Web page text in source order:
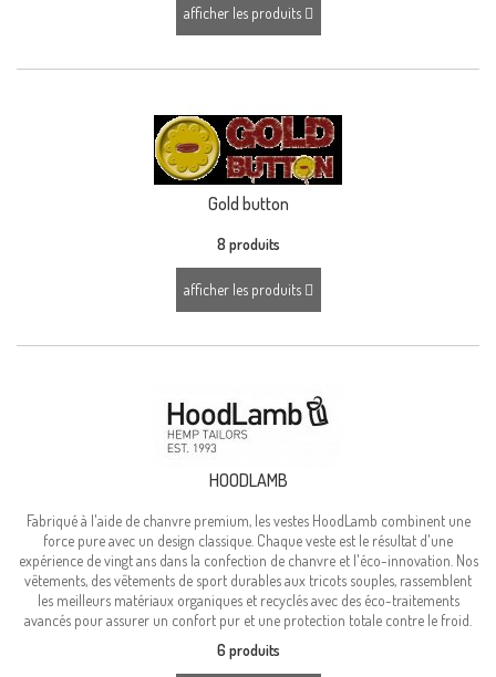
afficher les produits
Gold button
8 produits
afficher les produits
HOODLAMB
Fabriqué à l'aide de chanvre premium, les vestes HoodLamb combinent une
force pure avec un design classique. Chaque veste est le résultat d'une
expérience de vingt ans dans la confection de chanvre et l'éco-innovation. Nos
vêtements, des vêtements de sport durables aux tricots souples, rassemblent
les meilleurs matériaux organiques et recyclés avec des éco-traitements
avancés pour assurer un confort pur et une protection totale contre le froid.
6 produits